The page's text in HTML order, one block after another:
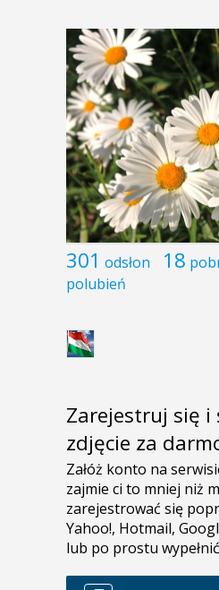
301 odsłon 18
polubień
Zarejestruj się i
zdjęcie za